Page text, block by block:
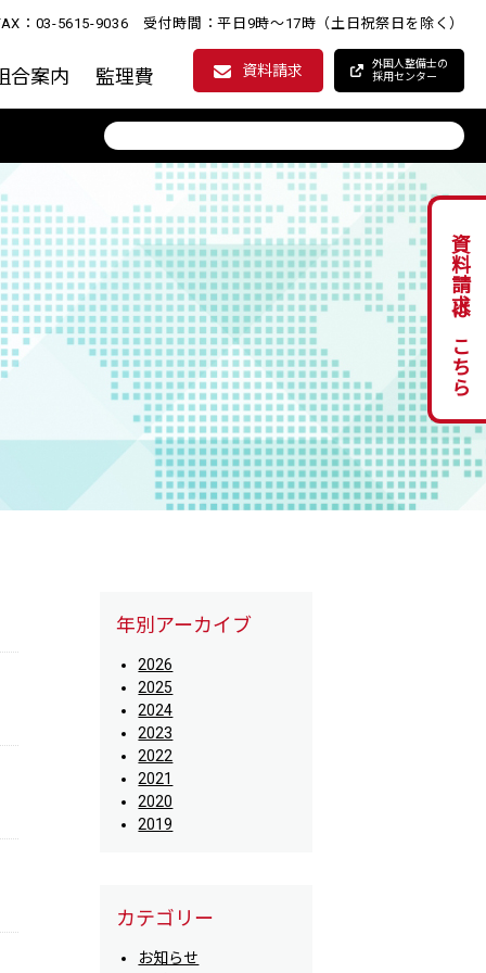
：03-5615-9036 受付時間：平日9時～17時（土日祝祭日を除く）
合案内 監理費 資料請求
外国人整備士の
採用センター
資料請求はこちら
年別アーカイブ
2026
2025
2024
2023
2022
2021
2020
2019
カテゴリー
お知らせ